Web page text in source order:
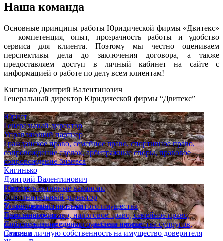
Наша команда
Основные принципы работы Юридической фирмы «Двитекс»
— компетенция, опыт, прозрачность работы и удобство
сервиса для клиента. Поэтому мы честно оцениваем
перспективы дела до заключения договора, а также
предоставляем доступ в личный кабинет на сайте с
информацией о работе по делу всем клиентам!
Кигинько Дмитрий Валентинович
Генеральный директор Юридической фирмы “Двитекс”
Юрист
Генеральный директор
Управляющий партнер
Гражданское право, семейное право, спортивное право,
сопровождение сделок, арбитражные споры, правовое
сопровождение бизнеса
Кигинько
Дмитрий Валентинович
Юрист
Исполнительный директор
Управляющий партнер
Гражданское право, налоговое право, семейное право,
сопровождение сделок, судебные споры
Супряга
Смотреть активные вакансии
Опыт
Раздел совместно нажитого имущества
Дело выиграно
Добились справедливого раздела имущества супругов,
признав личную собственность на имущество доверителя